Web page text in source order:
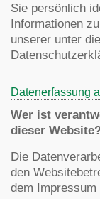
Sie persönlich
Informationen
unserer unter
Datenerfassung
Wer ist
dieser
Die
den
dem